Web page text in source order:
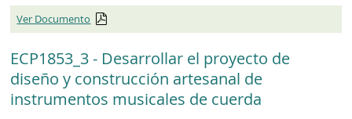
Ver Documento
ECP1853_3 - Desarrollar el proyecto de
diseño y construcción artesanal de
instrumentos musicales de cuerda